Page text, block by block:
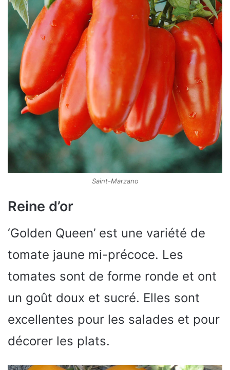
Saint-Marzano
Reine d’or
‘Golden Queen’ est une variété de
tomate jaune mi-précoce. Les
tomates sont de forme ronde et ont
un goût doux et sucré. Elles sont
excellentes pour les salades et pour
décorer les plats.